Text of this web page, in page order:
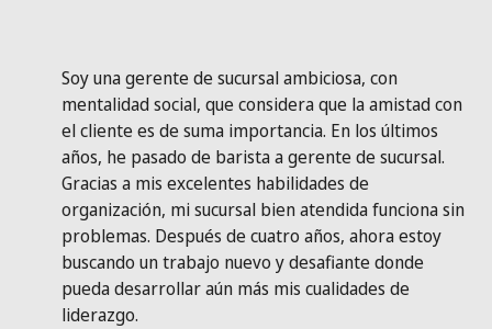
Soy una gerente de sucursal ambiciosa, con
mentalidad social, que considera que la amistad con
el cliente es de suma importancia. En los últimos
años, he pasado de barista a gerente de sucursal.
Gracias a mis excelentes habilidades de
organización, mi sucursal bien atendida funciona sin
problemas. Después de cuatro años, ahora estoy
buscando un trabajo nuevo y desafiante donde
pueda desarrollar aún más mis cualidades de
liderazgo.